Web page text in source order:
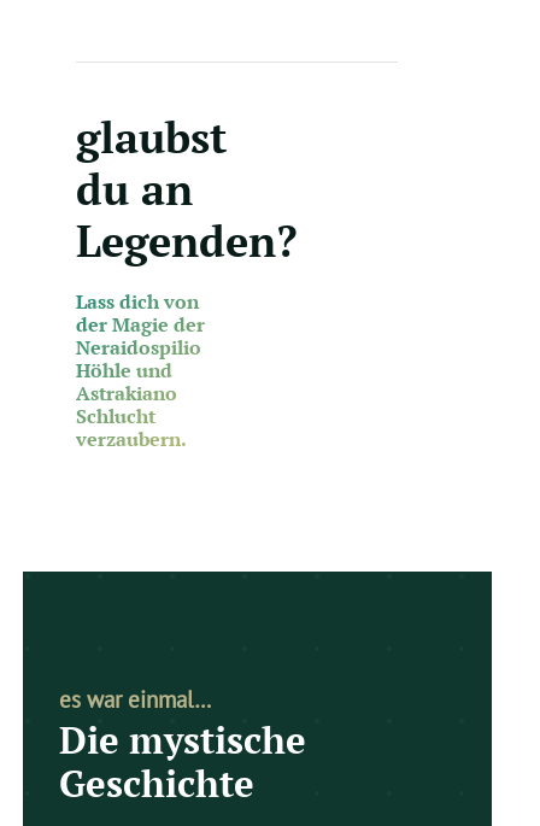
glaubst
du an
Legenden?
Lass dich von
der Magie der
Neraidospilio
Höhle und
Astrakiano
Schlucht
verzaubern.
es war einmal…
Die mystische
Geschichte